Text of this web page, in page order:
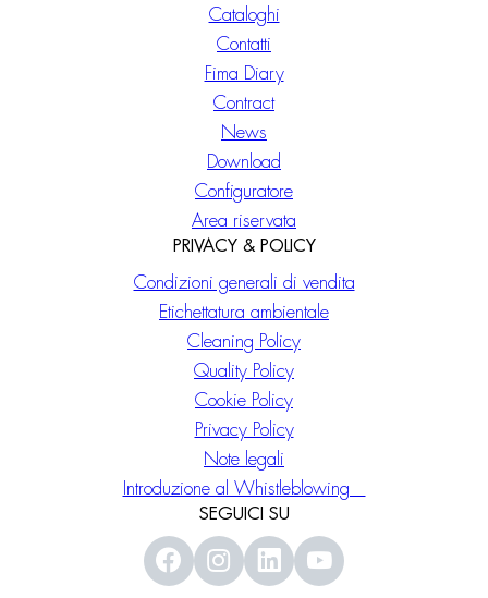
Cataloghi
Contatti
Fima Diary
Contract
News
Download
Configuratore
Area riservata
PRIVACY & POLICY
Condizioni generali di vendita
Etichettatura ambientale
Cleaning Policy
Quality Policy
Cookie Policy
Privacy Policy
Note legali
Introduzione al Whistleblowing
SEGUICI SU